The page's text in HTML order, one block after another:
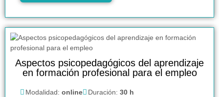
Aspectos psicopedagógicos del aprendizaje
en formación profesional para el empleo
Modalidad: online Duración: 30 h